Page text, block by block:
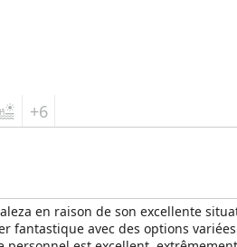
de l'expérience de la plage et
+6
en raison de son excellente
avec des options